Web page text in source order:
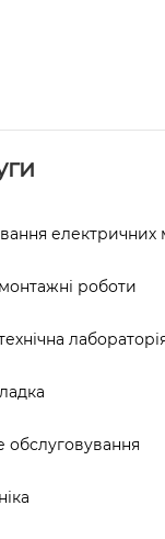
роботи
обслуговування